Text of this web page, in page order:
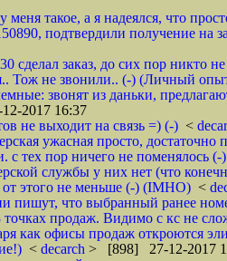
меня такое, а я надеялся, что
подтвердили получение на
сделал заказ, до сих пор никто
Тож не звонили.. (-) (Личный
звонят из даньки,
2017 16:37
не выходит на связь =) (-) <
ужасная просто,
с тех пор ничего не поменялось (-)
службы у них нет (что
от этого не меньше (-) (IMHO) <
пишут, что выбранный ранее
точках продаж. Видимо с кс не
как офисы продаж откроются
< decarch > [898] 27-12-2017